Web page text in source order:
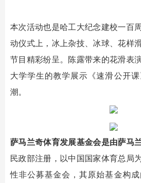
本次活动也是哈工大纪念建校一百
动仪式上，冰上杂技、冰球、花样
节目精彩纷呈。陈露带来的花滑表
大学学生的教学展示《速滑公开
潮。
萨马兰奇体育发展基金会是由萨马
民政部注册，以中国国家体育总局
性非公募基金会，其原始基金构